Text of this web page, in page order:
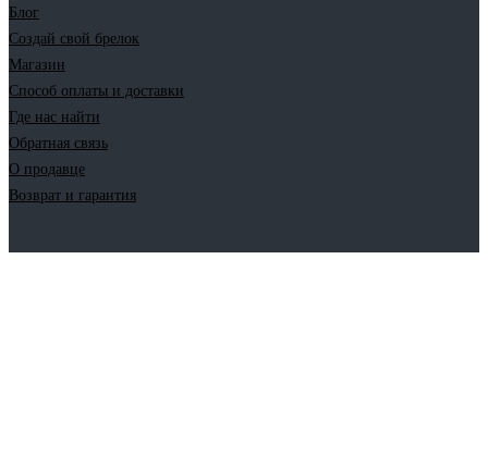
Блог
Создай свой брелок
Магазин
Способ оплаты и доставки
Где нас найти
Обратная связь
О продавце
Возврат и гарантия